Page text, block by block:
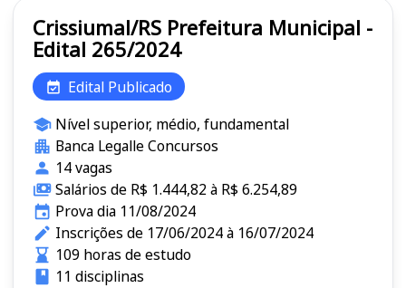
Crissiumal/RS Prefeitura Municipal -
Edital 265/2024
Edital Publicado
Nível superior, médio, fundamental
Banca Legalle Concursos
14 vagas
Salários de R$ 1.444,82 à R$ 6.254,89
Prova dia 11/08/2024
Inscrições de 17/06/2024 à 16/07/2024
109 horas de estudo
11 disciplinas